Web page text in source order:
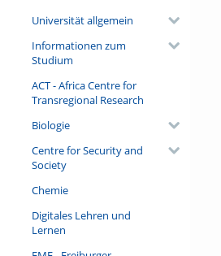
Universität allgemein
Informationen zum
Studium
ACT - Africa Centre for
Transregional Research
Biologie
Centre for Security and
Society
Chemie
Digitales Lehren und
Lernen